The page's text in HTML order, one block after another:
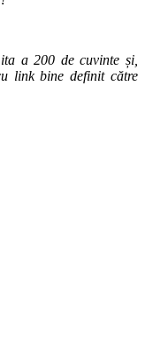
a 200 de cuvinte și,
link bine definit către